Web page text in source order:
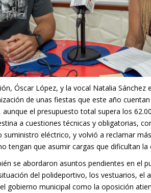
Óscar López, y la vocal Natalia Sánchez
de unas fiestas que este año
el presupuesto total supera los
a cuestiones técnicas y obligatorias,
suministro eléctrico, y volvió a reclamar
tengan que asumir cargas que dificultan la
se abordaron asuntos pendientes en el
del polideportivo, los vestuarios, el
gobierno municipal como la oposición